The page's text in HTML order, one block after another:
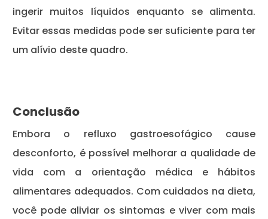
ingerir muitos líquidos enquanto se alimenta.
Evitar essas medidas pode ser suficiente para ter
um alívio deste quadro.
Conclusão
Embora o refluxo gastroesofágico cause
desconforto, é possível melhorar a qualidade de
vida com a orientação médica e hábitos
alimentares adequados. Com cuidados na dieta,
você pode aliviar os sintomas e viver com mais